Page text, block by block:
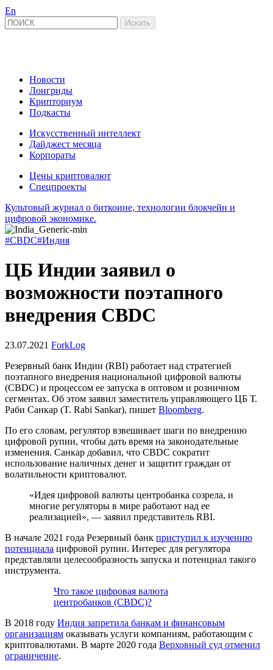
En
Новости
Лонгриды
Крипториум
Подкасты
Искусственный интеллект
Дайджест месяца
Корпораты
Цены криптовалют
Спецпроекты
Культовый журнал о биткоине, технологии блокчейн и
цифровой экономике.
#CBDC#Индия
ЦБ Индии заявил о
возможности поэтапного
внедрения CBDC
23.07.2021 ForkLog
Резервный банк Индии (RBI) работает над стратегией
поэтапного внедрения национальной цифровой валюты
(CBDC) и процессом ее запуска в оптовом и розничном
сегментах. Об этом заявил заместитель управляющего ЦБ Т.
Раби Санкар (T. Rabi Sankar), пишет Bloomberg.
По его словам, регулятор взвешивает шаги по внедрению
цифровой рупии, чтобы дать время на законодательные
изменения. Санкар добавил, что CBDC сократит
использование наличных денег и защитит граждан от
волатильности криптовалют.
«Идея цифровой валюты центробанка созрела, и
многие регуляторы в мире работают над ее
реализацией», — заявил представитель RBI.
В начале 2021 года Резервный банк приступил к изучению
потенциала цифровой рупии. Интерес для регулятора
представляли целесообразность запуска и потенциал такого
инструмента.
Что такое цифровая валюта
центробанков (CBDC)?
В 2018 году Индия запретила банкам и финансовым
организациям оказывать услуги компаниям, работающим с
криптовалютами. В марте 2020 года Верховный суд отменил
ограничение.